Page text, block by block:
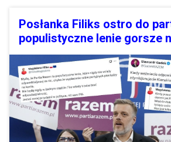
Posłanka Filiks ostro do
populistyczne lenie gorsze